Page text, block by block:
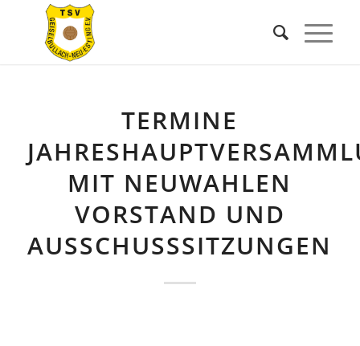
TERMINE
MIT NEUWAHLEN
VORSTAND UND
AUSSCHUSSSITZUNGEN